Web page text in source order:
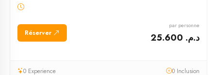
Réserver
par personne
د.م. 25.600
0 Experience 0 Inclusion